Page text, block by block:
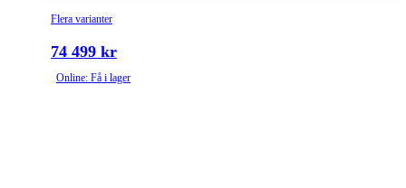
Flera varianter
74 499 kr
Online: Få i lager